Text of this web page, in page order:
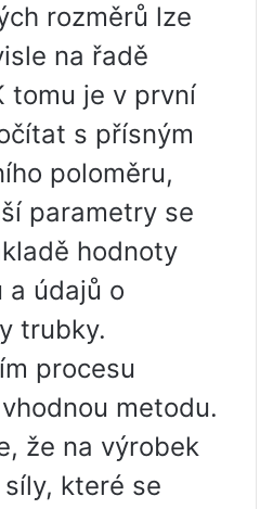
rozměrů lze
na řadě
tomu je v první
s přísným
poloměru,
parametry se
hodnoty
údajů o
trubky.
procesu
metodu.
že na výrobek
které se